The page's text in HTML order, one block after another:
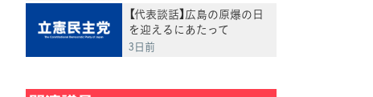
【代表談話】広島の原爆の日
を迎えるにあたって
3日前